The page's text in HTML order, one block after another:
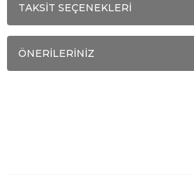
TAKSİT SEÇENEKLERİ
ÖNERİLERİNİZ